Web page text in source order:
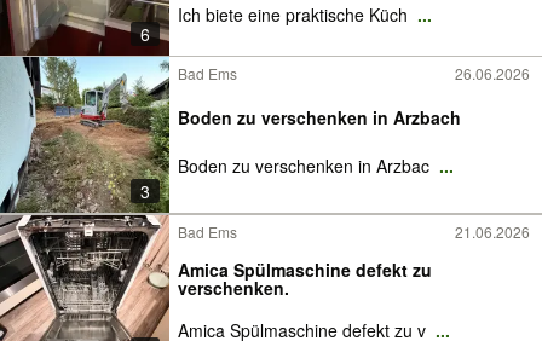
6
Ich biete eine praktische Küch ...
3
Bad Ems 26.06.2026
Boden zu verschenken in Arzbach
Boden zu verschenken in Arzbac ...
Bad Ems 21.06.2026
Amica Spülmaschine defekt zu
verschenken.
Amica Spülmaschine defekt zu v ...